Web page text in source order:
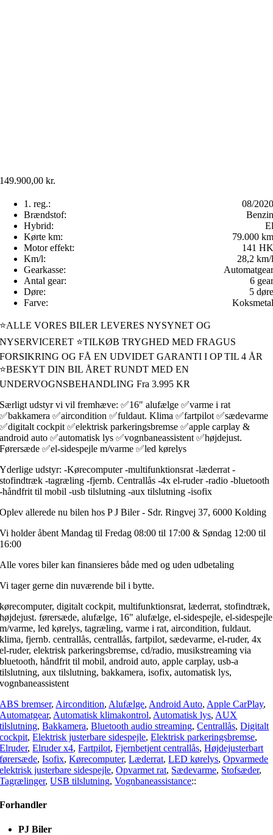
149.900,00kr.
1. reg.:
08/2020
Brændstof:
Benzin
Hybrid:
El
Kørte km:
79.000 km
Motor effekt:
141 HK
Km/l:
28,2 km/l
Gearkasse:
Automatgear
Antal gear:
6 gear
Døre:
5 døre
Farve:
Koksmetal
⭐ALLE VORES BILER LEVERES NYSYNET OG
NYSERVICERET ⭐TILKØB TRYGHED MED FRAGUS
FORSIKRING OG FÅ EN UDVIDET GARANTI I OP TIL 4 ÅR
⭐BESKYT DIN BIL ÅRET RUNDT MED EN
UNDERVOGNSBEHANDLING Fra 3.995 KR
Særligt udstyr vi vil fremhæve: ✅16" alufælge ✅varme i rat
✅bakkamera ✅aircondition ✅fuldaut. Klima ✅fartpilot ✅sædevarme
✅digitalt cockpit ✅elektrisk parkeringsbremse ✅apple carplay &
android auto ✅automatisk lys ✅vognbaneassistent ✅højdejust.
Førersæde ✅el-sidespejle m/varme ✅led kørelys
Yderlige udstyr: -Kørecomputer -multifunktionsrat -læderrat -
stofindtræk -tagræling -fjernb. Centrallås -4x el-ruder -radio -bluetooth
-håndfrit til mobil -usb tilslutning -aux tilslutning -isofix
Oplev allerede nu bilen hos P J Biler - Sdr. Ringvej 37, 6000 Kolding
Vi holder åbent Mandag til Fredag 08:00 til 17:00 & Søndag 12:00 til
16:00
Alle vores biler kan finansieres både med og uden udbetaling
Vi tager gerne din nuværende bil i bytte.
kørecomputer, digitalt cockpit, multifunktionsrat, læderrat, stofindtræk,
højdejust. førersæde, alufælge, 16" alufælge, el-sidespejle, el-sidespejle
m/varme, led kørelys, tagræling, varme i rat, aircondition, fuldaut.
klima, fjernb. centrallås, centrallås, fartpilot, sædevarme, el-ruder, 4x
el-ruder, elektrisk parkeringsbremse, cd/radio, musikstreaming via
bluetooth, håndfrit til mobil, android auto, apple carplay, usb-a
tilslutning, aux tilslutning, bakkamera, isofix, automatisk lys,
vognbaneassistent
ABS bremser, Aircondition, Alufælge, Android Auto, Apple CarPlay,
Automatgear, Automatisk klimakontrol, Automatisk lys, AUX
tilslutning,Bakkamera,Bluetooth audio streaming,Centrallås,Digitalt
cockpit,Elektrisk justerbare sidespejle,Elektrisk parkeringsbremse,
Elruder,Elruder x4,Fartpilot,Fjernbetjent centrallås,Højdejusterbart
førersæde,Isofix,Kørecomputer,Læderrat,LED kørelys,Opvarmede
elektrisk justerbare sidespejle,Opvarmet rat, Sædevarme, Stofsæder,
Tagrælinger,USB tilslutning,Vognbaneassistance::
Forhandler
PJ Biler